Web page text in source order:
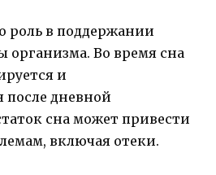
роль в поддержании
организма. Во время сна
и
после дневной
сна может привести
включая отеки.